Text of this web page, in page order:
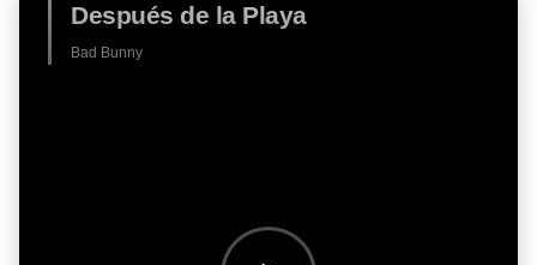
Después de la Playa
Bad Bunny